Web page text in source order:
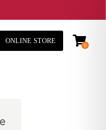
ONLINE STORE
0